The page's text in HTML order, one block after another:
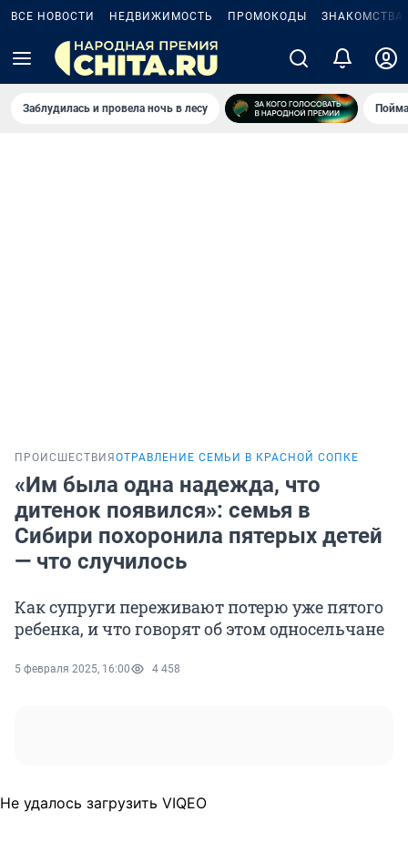
ВСЕ НОВОСТИ НЕДВИЖИМОСТЬ ПРОМОКОДЫ ЗНАКОМСТВА
Заблудилась и провела ночь в лесу
ПРОИСШЕСТВИЯ ОТРАВЛЕНИЕ СЕМЬИ В КРАСНОЙ СОПКЕ
«Им была одна надежда, что
дитенок появился»: семья в
Сибири похоронила пятерых детей
— что случилось
Как супруги переживают потерю уже пятого
ребенка, и что говорят об этом односельчане
5 февраля 2025, 16:00 4 458
Не удалось загрузить VIQEO